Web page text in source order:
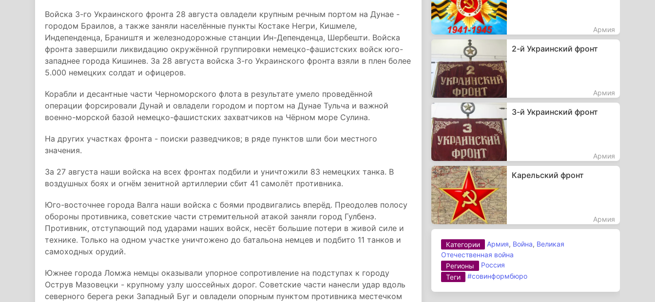
Войска 3-го Украинского фронта 28 августа овладели крупным речным портом на Дунае -
городом Браилов, а также заняли населённые пункты Костаке Негри, Кишмеле,
Индепенденца, Браништя и железнодорожные станции Ин-Депенденца, Шербешти. Войска
фронта завершили ликвидацию окружённой группировки немецко-фашистских войск юго-
западнее города Кишинев. За 28 августа войска 3-го Украинского фронта взяли в плен более
5.000 немецких солдат и офицеров.
Корабли и десантные части Черноморского флота в результате умело проведённой
операции форсировали Дунай и овладели городом и портом на Дунае Тульча и важной
военно-морской базой немецко-фашистских захватчиков на Чёрном море Сулина.
На других участках фронта - поиски разведчиков; в ряде пунктов шли бои местного
значения.
За 27 августа наши войска на всех фронтах подбили и уничтожили 83 немецких танка. В
воздушных боях и огнём зенитной артиллерии сбит 41 самолёт противника.
Юго-восточнее города Валга наши войска с боями продвигались вперёд. Преодолев полосу
обороны противника, советские части стремительной атакой заняли город Гулбенэ.
Противник, отступающий под ударами наших войск, несёт большие потери в живой силе и
технике. Только на одном участке уничтожено до батальона немцев и подбито 11 танков и
самоходных орудий.
Южнее города Ломжа немцы оказывали упорное сопротивление на подступах к городу
Острув Мазовецки - крупному узлу шоссейных дорог. Советские части нанесли удар вдоль
северного берега реки Западный Буг и овладели опорным пунктом противника местечком
Армия
2-й Украинский фронт
Армия
3-й Украинский фронт
Армия
Карельский фронт
Армия
Категории Армия, Война, Великая
Отечественная война
Регионы
Россия
Теги
#совинформбюро